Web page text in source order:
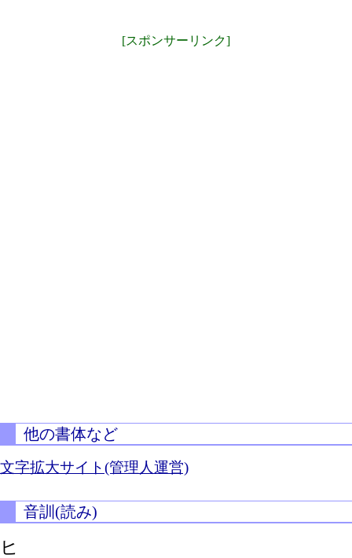
[スポンサーリンク]
他の書体など
文字拡大サイト(管理人運営)
音訓(読み)
ヒ